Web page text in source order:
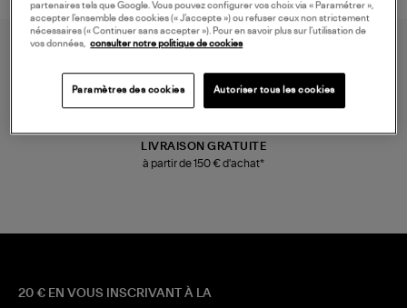
LIVRAISON GRATUITE
à partir de 150 € d'achat*
20 € EN VOUS INSCRIVANT À LA
partenaires tels que Google. Vous pouvez configurer vos choix via « Paramétrer »,
accepter l’ensemble des cookies (« J’accepte ») ou refuser ceux non strictement
nécessaires (« Continuer sans accepter »). Pour en savoir plus sur l’utilisation de
vos données, consulter notre politique de cookies
Paramètres des cookies Autoriser tous les cookies